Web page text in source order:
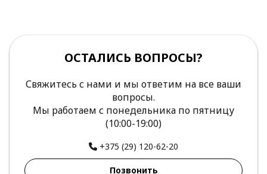
ОСТАЛИСЬ ВОПРОСЫ?
Свяжитесь с нами и мы ответим на все ваши
вопросы.
Мы работаем с понедельника по пятницу
(10:00-19:00)
+375 (29) 120-62-20
Позвонить